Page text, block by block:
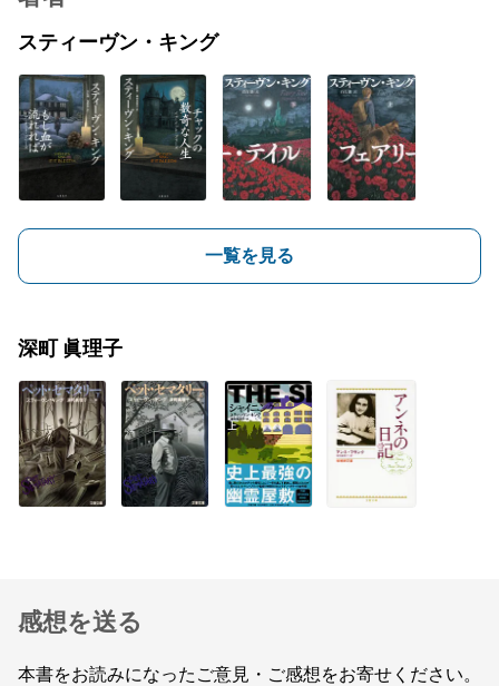
スティーヴン・キング
一覧を見る
深町 眞理子
感想を送る
本書をお読みになったご意見・ご感想をお寄せください。